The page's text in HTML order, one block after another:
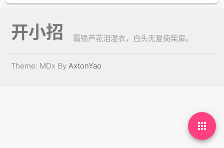

开小招 霜殒芦花泪湿衣，白头无复倚柴扉。
Theme: MDx ByAxtonYao